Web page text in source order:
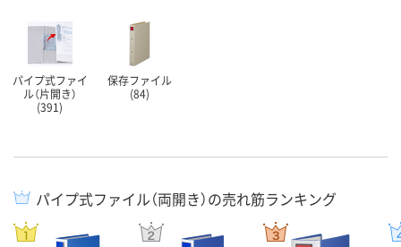
パイプ式ファイ
ル（片開き）
(391)
保存ファイル
(84)
パイプ式ファイル（両開き）の売れ筋ランキング